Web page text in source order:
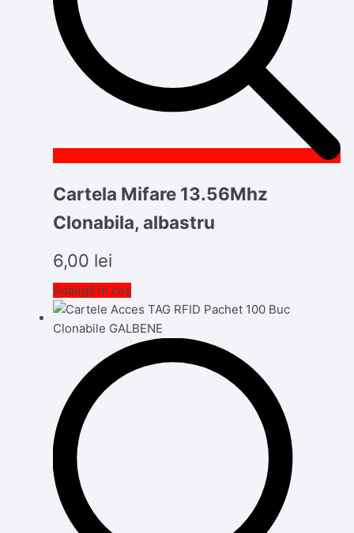
Cartela Mifare 13.56Mhz
Clonabila, albastru
6,00 lei
Adaugă în coș